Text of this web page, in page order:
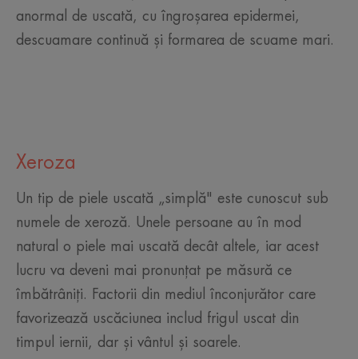
anormal de uscată, cu îngroșarea epidermei,
descuamare continuă și formarea de scuame mari.
Xeroza
Un tip de piele uscată „simplă" este cunoscut sub
numele de xeroză. Unele persoane au în mod
natural o piele mai uscată decât altele, iar acest
lucru va deveni mai pronunțat pe măsură ce
îmbătrâniți. Factorii din mediul înconjurător care
favorizează uscăciunea includ frigul uscat din
timpul iernii, dar și vântul și soarele.